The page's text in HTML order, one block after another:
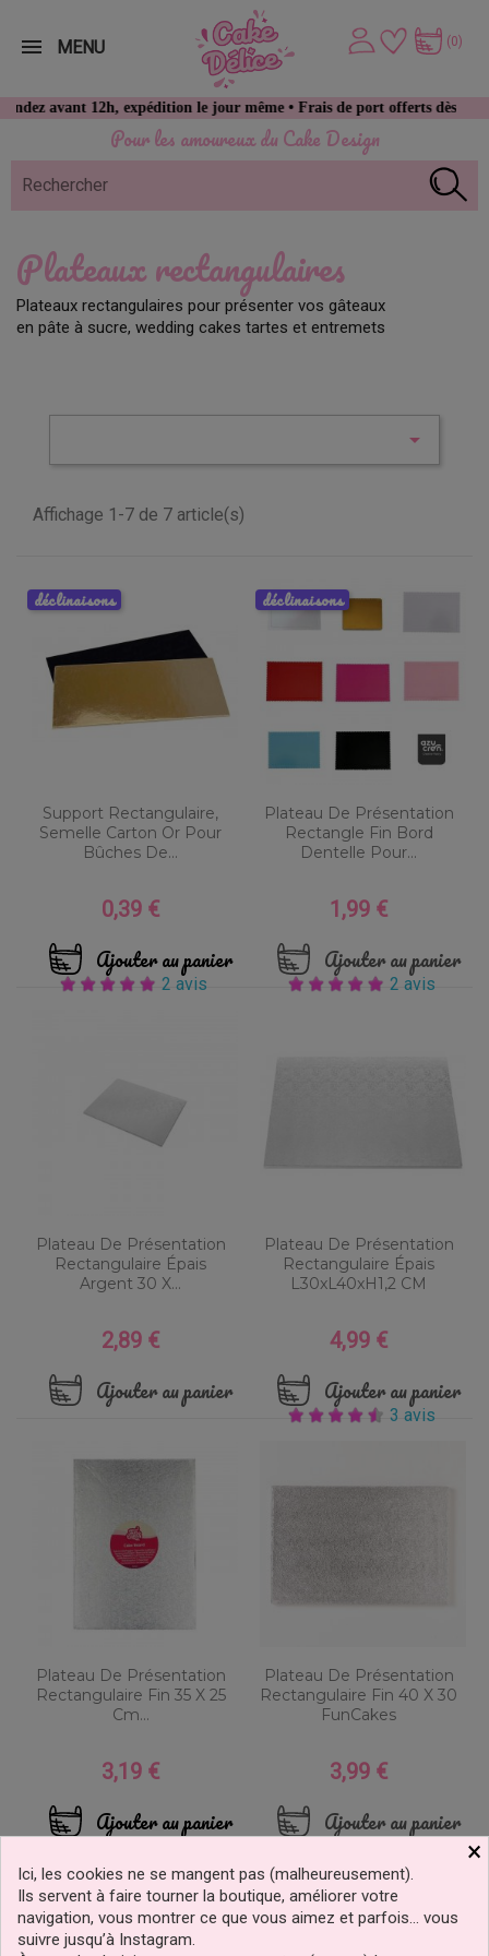
Pour les amoureux du Cake Design
avant 12h, expédition le jour même • Frais de port offerts dès 49 €
(0)
MENU
Plateaux rectangulaires
Plateaux rectangulaires pour présenter vos gâteaux
en pâte à sucre, wedding cakes tartes et entremets

Affichage 1-7 de 7 article(s)
Support Rectangulaire,
Semelle Carton Or Pour
Bûches De...
Prix
0,39 €
Ajouter au panier
2 avis
déclinaisons
Plateau De Présentation
Rectangle Fin Bord
Dentelle Pour...
Prix
1,99 €
Ajouter au panier
2 avis
déclinaisons
Plateau De Présentation
Rectangulaire Épais
Argent 30 X...
Prix
2,89 €
Ajouter au panier
Plateau De Présentation
Rectangulaire Épais
L30xL40xH1,2 CM
Prix
4,99 €
Ajouter au panier
3 avis
Plateau De Présentation
Rectangulaire Fin 35 X 25
Cm...
Prix
3,19 €
Ajouter au panier
Plateau De Présentation
Rectangulaire Fin 40 X 30
FunCakes
Prix
3,99 €
Ajouter au panier
×
Ici, les cookies ne se mangent pas (malheureusement).
Ils servent à faire tourner la boutique, améliorer votre
navigation, vous montrer ce que vous aimez et parfois… vous
suivre jusqu’à Instagram.